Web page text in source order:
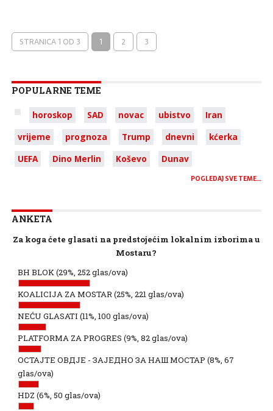
STRANICA 1 OD 3 1 2 3
POPULARNE TEME
horoskop SAD novac ubistvo
Iran
vrijeme
prognoza Trump dnevni
kćerka
UEFA
Dino Merlin Koševo Dunav
POGLEDAJ SVE TEME…
ANKETA
Za koga ćete glasati na predstojećim lokalnim izborima u
Mostaru?
BH BLOK(29%, 252 glas/ova)
KOALICIJA ZA MOSTAR(25%, 221 glas/ova)
NEĆU GLASATI (11%, 100 glas/ova)
PLATFORMA ZA PROGRES (9%, 82 glas/ova)
ОСТАЈТЕ ОВДЈЕ - ЗАЈЕДНО ЗА НАШ МОСТАР (8%, 67
glas/ova)
HDZ (6%, 50 glas/ova)